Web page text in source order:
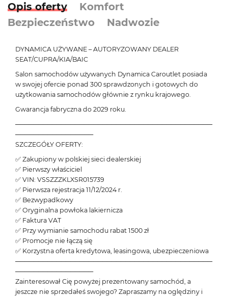
Opis oferty
Komfort
Bezpieczeństwo
Nadwozie
DYNAMICA UŻYWANE – AUTORYZOWANY DEALER
SEAT/CUPRA/KIA/BAIC
Salon samochodów używanych Dynamica Caroutlet posiada
w swojej ofercie ponad 300 sprawdzonych i gotowych do
użytkowania samochodów głównie z rynku krajowego.
Gwarancja fabryczna do 2029 roku.
───────────────────────────────────────────
─────────────────
SZCZEGÓŁY OFERTY:
✅ Zakupiony w polskiej sieci dealerskiej
✅ Pierwszy właściciel
✅ VIN: VSSZZZKLXSR015739
✅ Pierwsza rejestracja 11/12/2024 r.
✅ Bezwypadkowy
✅ Oryginalna powłoka lakiernicza
✅ Faktura VAT
✅ Przy wymianie samochodu rabat 1500 zł
✅ Promocje nie łączą się
✅ Korzystna oferta kredytowa, leasingowa, ubezpieczeniowa
───────────────────────────────────────────
─────────────────
Zainteresował Cię powyżej prezentowany samochód, a
jeszcze nie sprzedałeś swojego? Zapraszamy na oględziny i